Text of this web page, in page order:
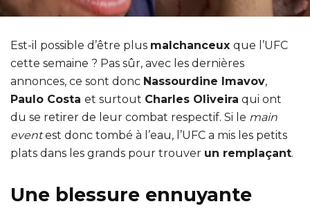
Est-il possible d’être plus malchanceux que l’UFC
cette semaine ? Pas sûr, avec les dernières
annonces, ce sont donc Nassourdine Imavov,
Paulo Costa et surtout Charles Oliveira qui ont
du se retirer de leur combat respectif. Si le main
eventest donc tombé à l’eau, l’UFC a mis les petits
plats dans les grands pour trouver un remplaçant.
Une blessure ennuyante